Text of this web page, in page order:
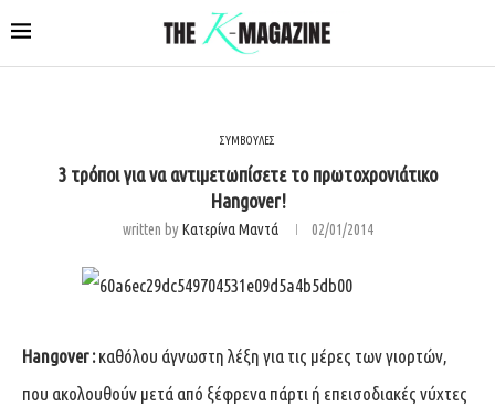
ΣΥΜΒΟΥΛΕΣ
3 τρόποι για να αντιμετωπίσετε το πρωτοχρονιάτικο
Hangover!
written byΚατερίνα Μαντά 02/01/2014
Hangover :καθόλου άγνωστη λέξη για τις μέρες των γιορτών,
που ακολουθούν μετά από ξέφρενα πάρτι ή επεισοδιακές νύχτες